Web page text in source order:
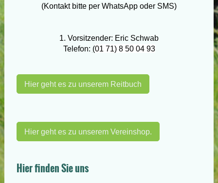
(Kontakt bitte per WhatsApp oder SMS)
1. Vorsitzender: Eric Schwab
Telefon: (01 71) 8 50 04 93
Hier geht es zu unserem Reitbuch
Hier geht es zu unserem Vereinshop.
Hier finden Sie uns